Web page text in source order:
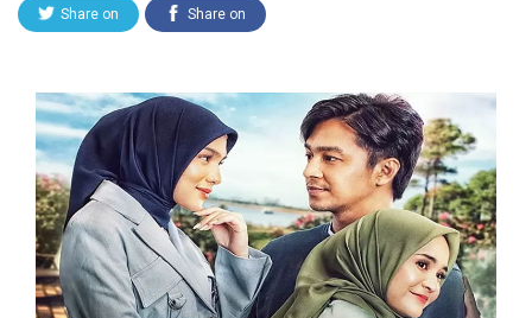
Share on Share on